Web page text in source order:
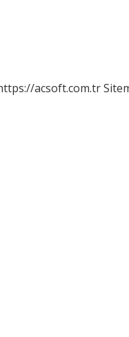
acsoft.com.tr